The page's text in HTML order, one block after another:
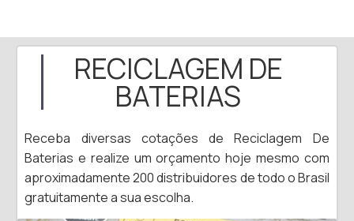
RECICLAGEM DE
BATERIAS
Receba diversas cotações de Reciclagem De
Baterias e realize um orçamento hoje mesmo com
aproximadamente 200 distribuidores de todo o Brasil
gratuitamente a sua escolha.